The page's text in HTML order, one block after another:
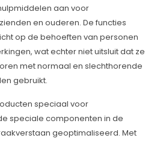
aan voor
en ouderen. De functies
op de behoeften van personen
wat echter niet uitsluit dat ze
met normaal en slechthorende
gebruikt.
speciaal voor
speciale componenten in de
geoptimaliseerd. Met